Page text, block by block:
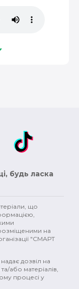
XVII ст. (2)
(2)
(2)
будь ласка
що
на
"СМАРТ
дозвіл на
або матеріалів,
процесі у